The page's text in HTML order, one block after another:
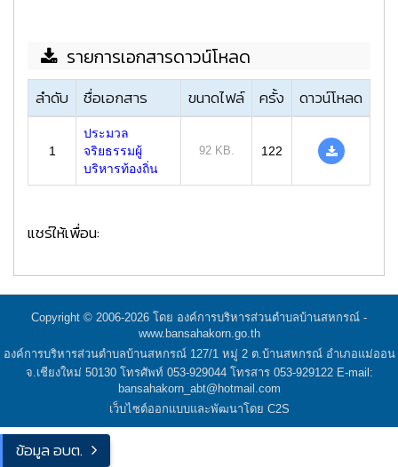
ข้อมูล อบต.
รายการเอกสารดาวน์โหลด
ลำดับ ชื่อเอกสาร ขนาดไฟล์ ครั้ง ดาวน์โหลด
1
ประมวล
จริยธรรมผู้
บริหารท้องถิ่น
92 KB. 122
แชร์ให้เพื่อน:
Copyright © 2006-2026 โดย องค์การบริหารส่วนตำบลบ้านสหกรณ์ -
www.bansahakorn.go.th
องค์การบริหารส่วนตำบลบ้านสหกรณ์ 127/1 หมู่ 2 ต.บ้านสหกรณ์ อำเภอแม่ออน
จ.เชียงใหม่ 50130 โทรศัพท์ 053-929044 โทรสาร 053-929122 E-mail:
bansahakorn_abt@hotmail.com
เว็บไซต์ออกแบบและพัฒนาโดย C2S